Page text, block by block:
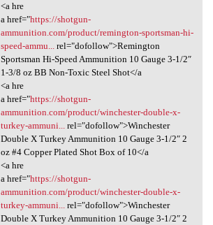
<a hre
a href="https://shotgun-
ammunition.com/product/remington-sportsman-hi-
speed-ammu...rel="dofollow">Remington
Sportsman Hi-Speed Ammunition 10 Gauge 3-1/2″
1-3/8 oz BB Non-Toxic Steel Shot</a
<a hre
a href="https://shotgun-
ammunition.com/product/winchester-double-x-
turkey-ammuni...rel="dofollow">Winchester
Double X Turkey Ammunition 10 Gauge 3-1/2″ 2
oz #4 Copper Plated Shot Box of 10</a
<a hre
a href="https://shotgun-
ammunition.com/product/winchester-double-x-
turkey-ammuni...rel="dofollow">Winchester
Double X Turkey Ammunition 10 Gauge 3-1/2″ 2